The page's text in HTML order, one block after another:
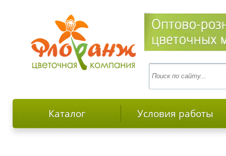
Каталог Условия работы